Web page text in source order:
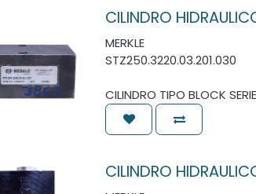
CILINDRO
MERKLE
STZ250.3220.03.201.030
CILINDRO TIPO BLOCK
CILINDRO